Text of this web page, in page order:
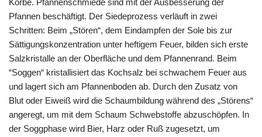
Körbe. Pfannenschmiede sind mit der Ausbesserung der
Pfannen beschäftigt. Der Siedeprozess verläuft in zwei
Schritten: Beim „Stören“, dem Eindampfen der Sole bis zur
Sättigungskonzentration unter heftigem Feuer, bilden sich erste
Salzkristalle an der Oberfläche und dem Pfannenrand. Beim
“Soggen“ kristallisiert das Kochsalz bei schwachem Feuer aus
und lagert sich am Pfannenboden ab. Durch den Zusatz von
Blut oder Eiweiß wird die Schaumbildung während des „Störens“
angeregt, um mit dem Schaum Schwebstoffe abzuschöpfen. In
der Soggphase wird Bier, Harz oder Ruß zugesetzt, um